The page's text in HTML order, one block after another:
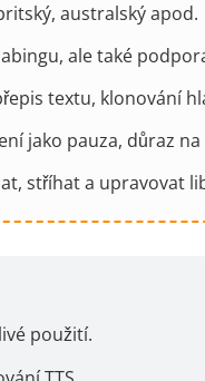
australský apod.
ale také
textu, klonování
jako pauza, důraz
stříhat a upravovat
použití.